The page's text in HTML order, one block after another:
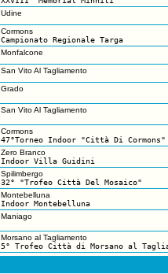
Udine
Cormons
Campionato Regionale Targa
Monfalcone
San Vito Al Tagliamento
Grado
San Vito Al Tagliamento
Cormons
47°Torneo Indoor "Città Di Cormons"
Zero Branco
Indoor Villa Guidini
Spilimbergo
32° "Trofeo Città Del Mosaico"
Montebelluna
Indoor Montebelluna
Maniago
Morsano al Tagliamento
5° Trofeo Città di Morsano al